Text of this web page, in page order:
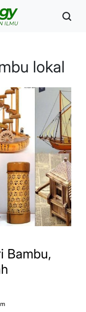
lokal
Bambu,